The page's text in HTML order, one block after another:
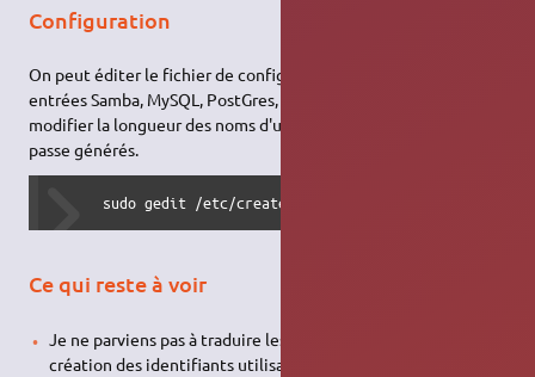
Configuration
On peut éditer le fichier de configuration si l'on veut créer des
entrées Samba, MySQL, PostGres, un espace web personnel,
modifier la longueur des noms d'utilisateurs ou les mots de
passe générés.
      sudo gedit /etc/createusers.conf
Ce qui reste à voir
Je ne parviens pas à traduire les lettres accentuées lors de la
création des identifiants utilisateurs.